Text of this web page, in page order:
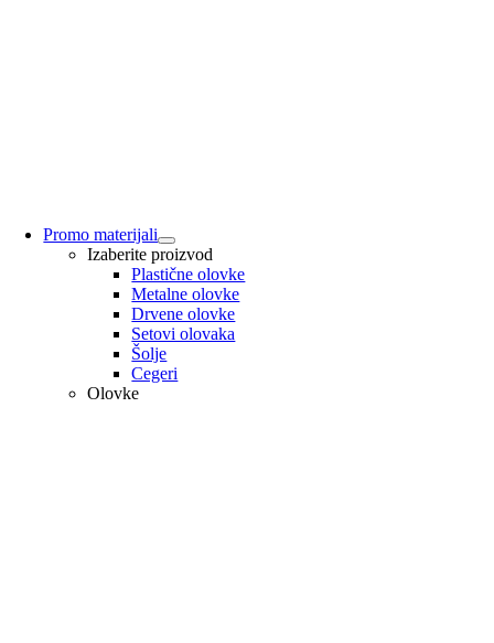
Promo materijali
Izaberite proizvod
Plastične olovke
Metalne olovke
Drvene olovke
Setovi olovaka
Šolje
Cegeri
Olovke